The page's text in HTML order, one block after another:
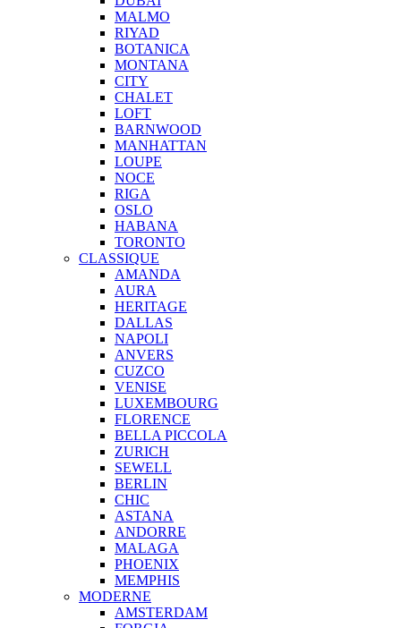
MALMO
RIYAD
BOTANICA
MONTANA
CITY
CHALET
LOFT
BARNWOOD
MANHATTAN
LOUPE
NOCE
RIGA
OSLO
HABANA
TORONTO
CLASSIQUE
AMANDA
AURA
HERITAGE
DALLAS
NAPOLI
ANVERS
CUZCO
VENISE
LUXEMBOURG
FLORENCE
BELLA PICCOLA
ZURICH
SEWELL
BERLIN
CHIC
ASTANA
ANDORRE
MALAGA
PHOENIX
MEMPHIS
MODERNE
AMSTERDAM